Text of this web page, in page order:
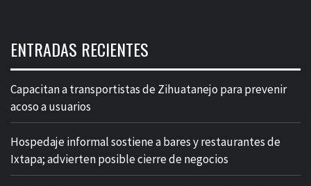
ENTRADAS RECIENTES
Capacitan a transportistas de Zihuatanejo para prevenir
acoso a usuarios
Hospedaje informal sostiene a bares y restaurantes de
Ixtapa; advierten posible cierre de negocios